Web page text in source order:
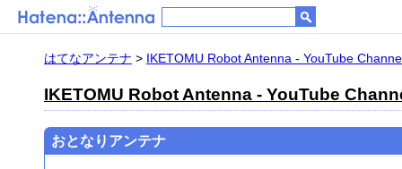
はてなアンテナ > IKETOMU Robot Antenna - YouTube
IKETOMU Robot Antenna - YouTube
おとなりアンテナ